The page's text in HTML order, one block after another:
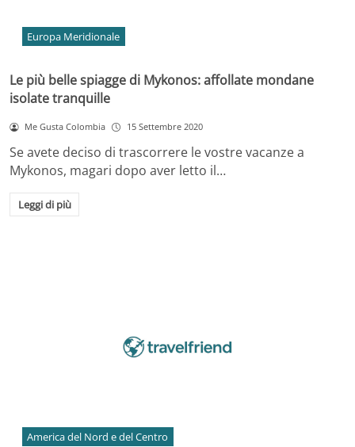
Europa Meridionale
Le più belle spiagge di Mykonos: affollate mondane
isolate tranquille
Me Gusta Colombia 15 Settembre 2020
Se avete deciso di trascorrere le vostre vacanze a
Mykonos, magari dopo aver letto il…
Leggi di più
America del Nord e del Centro